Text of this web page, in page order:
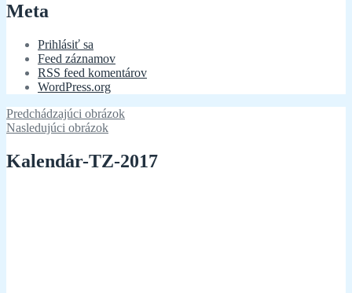
Meta
Prihlásiť sa
Feed záznamov
RSS feed komentárov
WordPress.org
Predchádzajúci obrázok
Nasledujúci obrázok
Kalendár-TZ-2017